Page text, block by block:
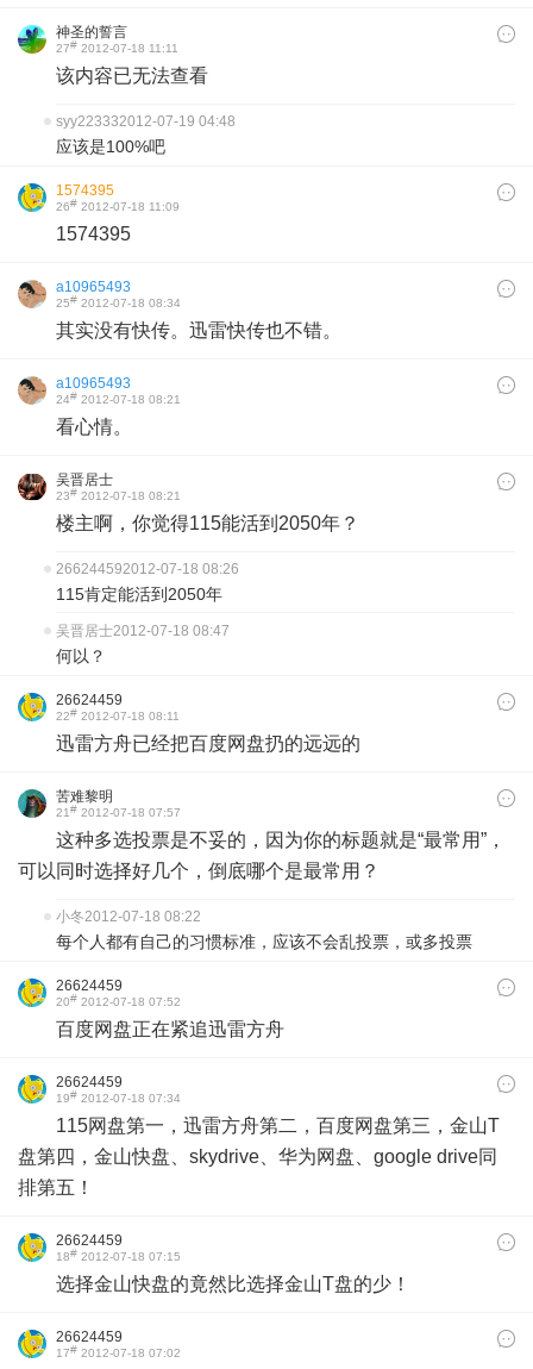
神圣的誓言
27# 2012-07-18 11:11
该内容已无法查看
syy223332012-07-19 04:48
应该是100%吧
1574395
26# 2012-07-18 11:09
1574395
a10965493
25# 2012-07-18 08:34
其实没有快传。迅雷快传也不错。
a10965493
24# 2012-07-18 08:21
看心情。
吴晋居士
23# 2012-07-18 08:21
楼主啊，你觉得115能活到2050年？
266244592012-07-18 08:26
115肯定能活到2050年
吴晋居士2012-07-18 08:47
何以？
26624459
22# 2012-07-18 08:11
迅雷方舟已经把百度网盘扔的远远的
苦难黎明
21# 2012-07-18 07:57
这种多选投票是不妥的，因为你的标题就是“最常用”，
可以同时选择好几个，倒底哪个是最常用？
小冬2012-07-18 08:22
每个人都有自己的习惯标准，应该不会乱投票，或多投票
26624459
20# 2012-07-18 07:52
百度网盘正在紧追迅雷方舟
26624459
19# 2012-07-18 07:34
115网盘第一，迅雷方舟第二，百度网盘第三，金山T
盘第四，金山快盘、skydrive、华为网盘、google drive同
排第五！
26624459
18# 2012-07-18 07:15
选择金山快盘的竟然比选择金山T盘的少！
26624459
17# 2012-07-18 07:02